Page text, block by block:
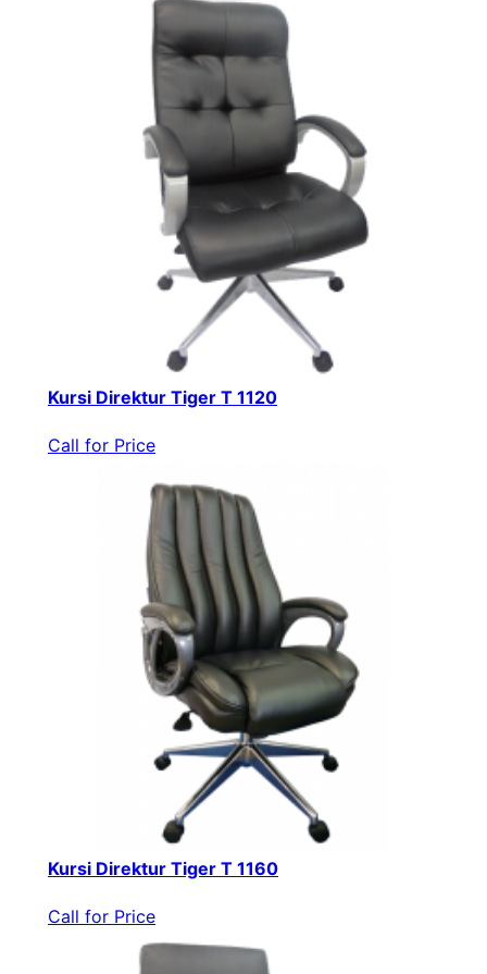
Kursi Direktur Tiger T 1120
Call for Price
Kursi Direktur Tiger T 1160
Call for Price